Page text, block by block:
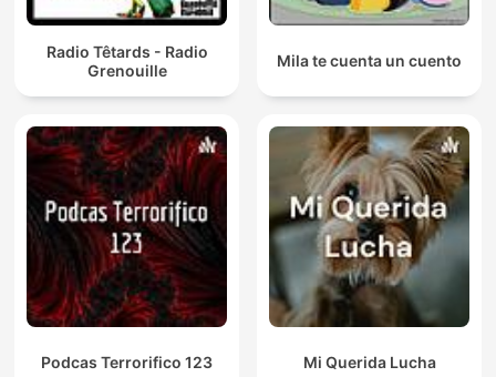
Radio Têtards - Radio
Grenouille
Mila te cuenta un cuento
Podcas Terrorifico 123 Mi Querida Lucha